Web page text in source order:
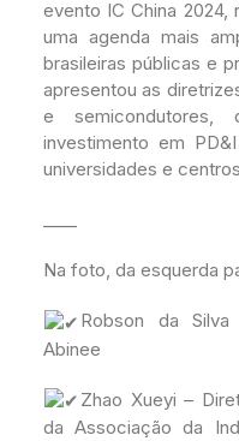
evento IC China 2024,
uma agenda mais
brasileiras públicas e
apresentou as
e semicondutores,
investimento em
universidades e
Na foto, da esquerda
Robson da
Abinee
Zhao Xueyi –
da Associação da